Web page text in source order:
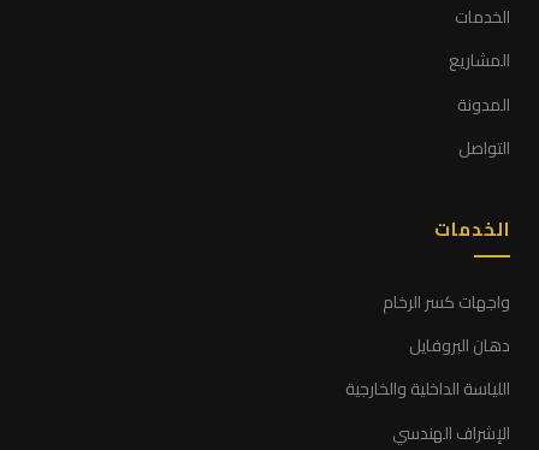
الخدمات
المشاريع
المدونة
التواصل
الخدمات
واجهات كسر الرخام
دهان البروفايل
اللياسة الداخلية والخارجية
الإشراف الهندسي